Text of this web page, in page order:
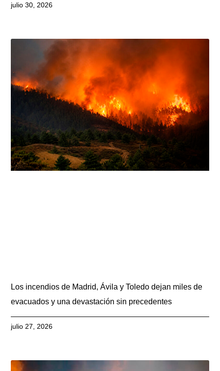
julio 30, 2026
Los incendios de Madrid, Ávila y Toledo dejan miles de
evacuados y una devastación sin precedentes
julio 27, 2026